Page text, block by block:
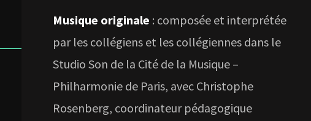
Musique originale : composée et interprétée
par les collégiens et les collégiennes dans le
Studio Son de la Cité de la Musique –
Philharmonie de Paris, avec Christophe
Rosenberg, coordinateur pédagogique